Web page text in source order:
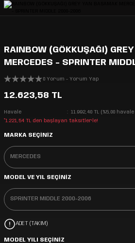
RAINBOW (GÖKKUŞAĞI)
MERCEDES - SPRINTER
0 Yorum - Yorum Yap
12.623,58 TL
Havale
11.992,40 TL (%5,00
*1.221,54 TL den başlayan taksitlerle!
MARKA SEÇİNİZ
MODEL VE YIL SEÇİNİZ
ADET (TAKIM)
MODEL YILI SEÇİNİZ